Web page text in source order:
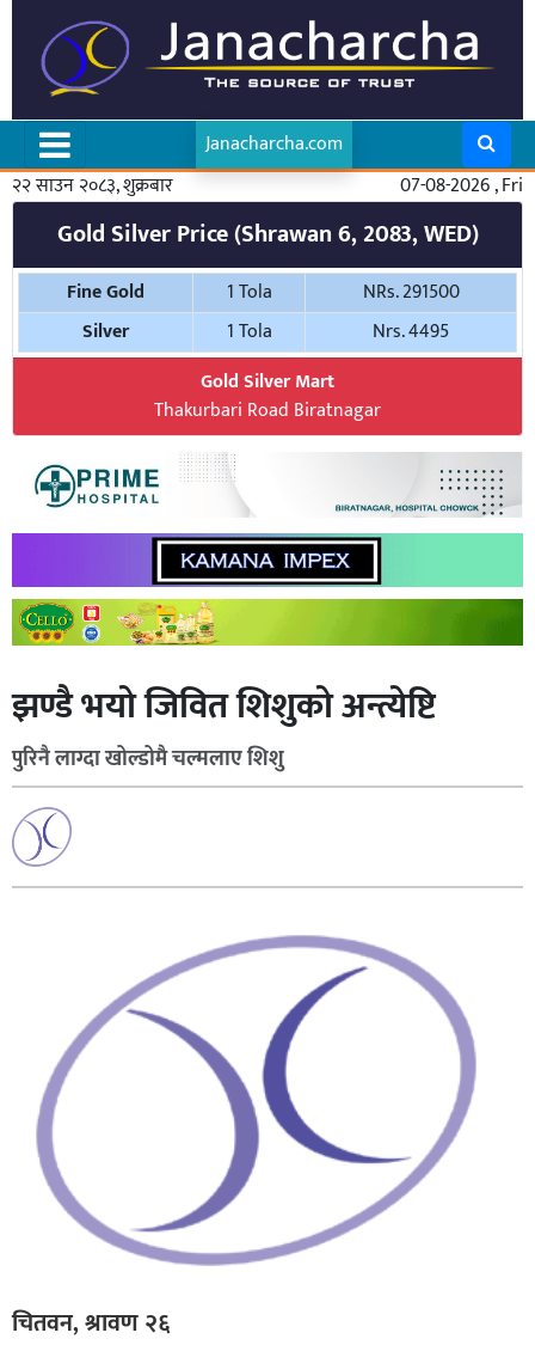
Janacharcha.com
२२ साउन २०८३, शुक्रबार
07-08-2026 , Fri
Gold Silver Price (Shrawan 6, 2083, WED)
Fine Gold 1 Tola
NRs. 291500
Silver
1 Tola
Nrs. 4495
Gold Silver Mart
Thakurbari Road Biratnagar
झण्डै भयो जिवित शिशुको अन्त्येष्टि
पुरिनै लाग्दा खोल्डोमै चल्मलाए शिशु
चितवन, श्रावण २६